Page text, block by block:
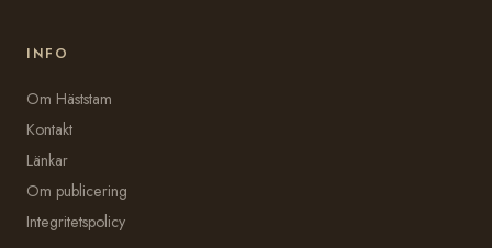
INFO
Om Häststam
Kontakt
Länkar
Om publicering
Integritetspolicy